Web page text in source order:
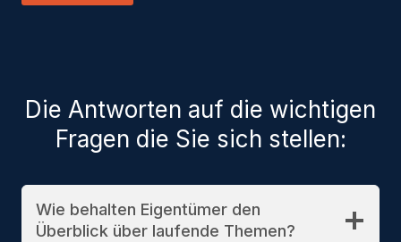
Die Antworten auf die wichtigen
Fragen die Sie sich stellen:
Wie behalten Eigentümer den
Überblick über laufende Themen?